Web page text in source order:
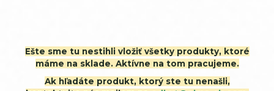
Ešte sme tu nestihli vložiť všetky produkty, ktoré
máme na sklade. Aktívne na tom pracujeme.
Ak hľadáte produkt, ktorý ste tu nenašli,